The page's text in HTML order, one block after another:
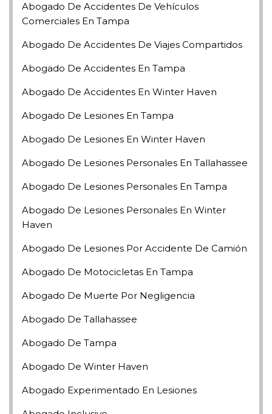
Abogado De Accidentes De Vehículos
Comerciales En Tampa
Abogado De Accidentes De Viajes Compartidos
Abogado De Accidentes En Tampa
Abogado De Accidentes En Winter Haven
Abogado De Lesiones En Tampa
Abogado De Lesiones En Winter Haven
Abogado De Lesiones Personales En Tallahassee
Abogado De Lesiones Personales En Tampa
Abogado De Lesiones Personales En Winter
Haven
Abogado De Lesiones Por Accidente De Camión
Abogado De Motocicletas En Tampa
Abogado De Muerte Por Negligencia
Abogado De Tallahassee
Abogado De Tampa
Abogado De Winter Haven
Abogado Experimentado En Lesiones